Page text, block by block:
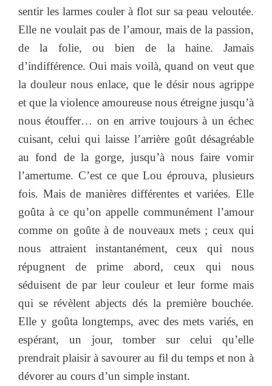
sentir les larmes couler à flot sur sa peau veloutée.
Elle ne voulait pas de l’amour, mais de la passion,
de la folie, ou bien de la haine. Jamais
d’indifférence. Oui mais voilà, quand on veut que
la douleur nous enlace, que le désir nous agrippe
et que la violence amoureuse nous étreigne jusqu’à
nous étouffer… on en arrive toujours à un échec
cuisant, celui qui laisse l’arrière goût désagréable
au fond de la gorge, jusqu’à nous faire vomir
l’amertume. C’est ce que Lou éprouva, plusieurs
fois. Mais de manières différentes et variées. Elle
goûta à ce qu’on appelle communément l’amour
comme on goûte à de nouveaux mets ; ceux qui
nous attraient instantanément, ceux qui nous
répugnent de prime abord, ceux qui nous
séduisent de par leur couleur et leur forme mais
qui se révèlent abjects dés la première bouchée.
Elle y goûta longtemps, avec des mets variés, en
espérant, un jour, tomber sur celui qu’elle
prendrait plaisir à savourer au fil du temps et non à
dévorer au cours d’un simple instant.